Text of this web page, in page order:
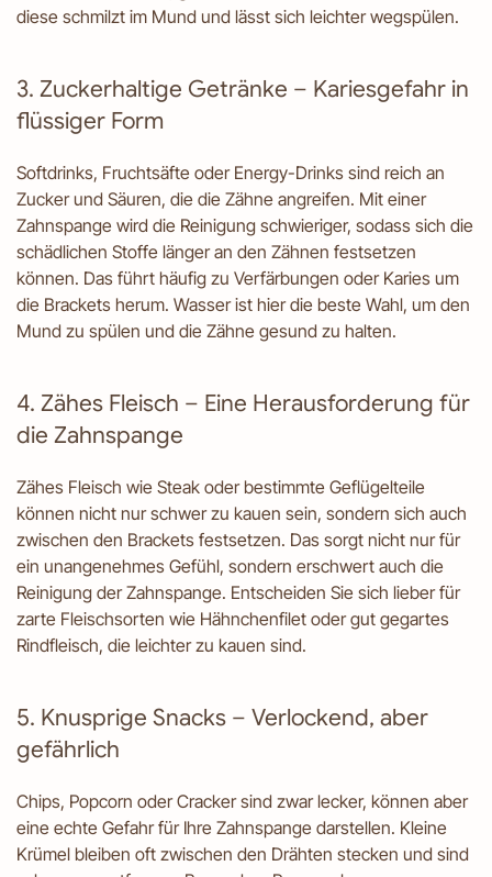
diese schmilzt im Mund und lässt sich leichter wegspülen.
3. Zuckerhaltige Getränke – Kariesgefahr in
flüssiger Form
Softdrinks, Fruchtsäfte oder Energy-Drinks sind reich an
Zucker und Säuren, die die Zähne angreifen. Mit einer
Zahnspange wird die Reinigung schwieriger, sodass sich die
schädlichen Stoffe länger an den Zähnen festsetzen
können. Das führt häufig zu Verfärbungen oder Karies um
die Brackets herum. Wasser ist hier die beste Wahl, um den
Mund zu spülen und die Zähne gesund zu halten.
4. Zähes Fleisch – Eine Herausforderung für
die Zahnspange
Zähes Fleisch wie Steak oder bestimmte Geflügelteile
können nicht nur schwer zu kauen sein, sondern sich auch
zwischen den Brackets festsetzen. Das sorgt nicht nur für
ein unangenehmes Gefühl, sondern erschwert auch die
Reinigung der Zahnspange. Entscheiden Sie sich lieber für
zarte Fleischsorten wie Hähnchenfilet oder gut gegartes
Rindfleisch, die leichter zu kauen sind.
5. Knusprige Snacks – Verlockend, aber
gefährlich
Chips, Popcorn oder Cracker sind zwar lecker, können aber
eine echte Gefahr für Ihre Zahnspange darstellen. Kleine
Krümel bleiben oft zwischen den Drähten stecken und sind